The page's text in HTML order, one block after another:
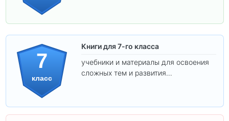
7
класс
Книги для 7-го класса
учебники и материалы для освоения
сложных тем и развития